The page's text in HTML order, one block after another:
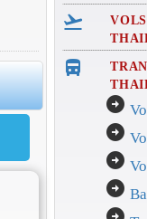
flight_takeoff
directions_bus_filled
arrow_circle_right
arrow_circle_right
arrow_circle_right
arrow_circle_right